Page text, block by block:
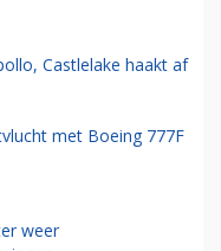
Castlelake haakt af
met Boeing 777F
weer